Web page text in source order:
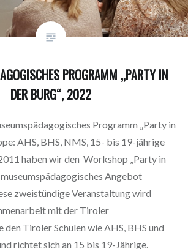
PROGRAMM „PARTY IN
DER BURG“, 2022
Programm „Party in
AHS, BHS, NMS, 15- bis 19-jährige
haben wir den Workshop „Party in
Angebot
zweistündige Veranstaltung wird
mit der Tiroler
Tiroler Schulen wie AHS, BHS und
richtet sich an 15 bis 19-Jährige.